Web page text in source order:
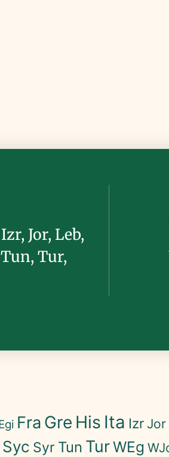
Jor, Leb,
Tur,
Fra Gre His Ita Izr Jor
Syc Syr Tun TurWEg